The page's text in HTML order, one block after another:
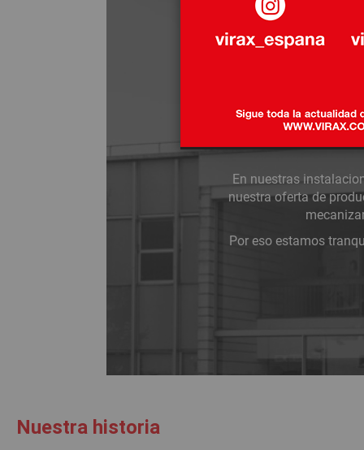
instalaciones y
catálogo, y más de
En nuestras
nuestra oferta de
Por eso estamos
Nuestra historia